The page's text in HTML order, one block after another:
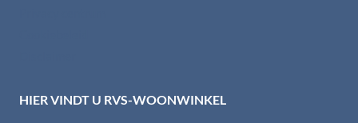
HIER VINDT U RVS-WOONWINKEL